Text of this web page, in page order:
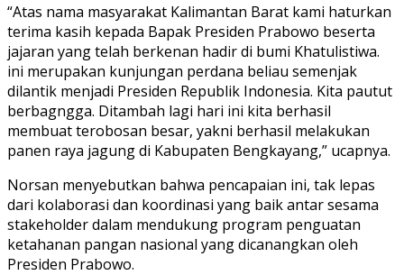
“Atas nama masyarakat Kalimantan Barat kami haturkan
terima kasih kepada Bapak Presiden Prabowo beserta
jajaran yang telah berkenan hadir di bumi Khatulistiwa.
ini merupakan kunjungan perdana beliau semenjak
dilantik menjadi Presiden Republik Indonesia. Kita pautut
berbagngga. Ditambah lagi hari ini kita berhasil
membuat terobosan besar, yakni berhasil melakukan
panen raya jagung di Kabupaten Bengkayang,” ucapnya.
Norsan menyebutkan bahwa pencapaian ini, tak lepas
dari kolaborasi dan koordinasi yang baik antar sesama
stakeholder dalam mendukung program penguatan
ketahanan pangan nasional yang dicanangkan oleh
Presiden Prabowo.